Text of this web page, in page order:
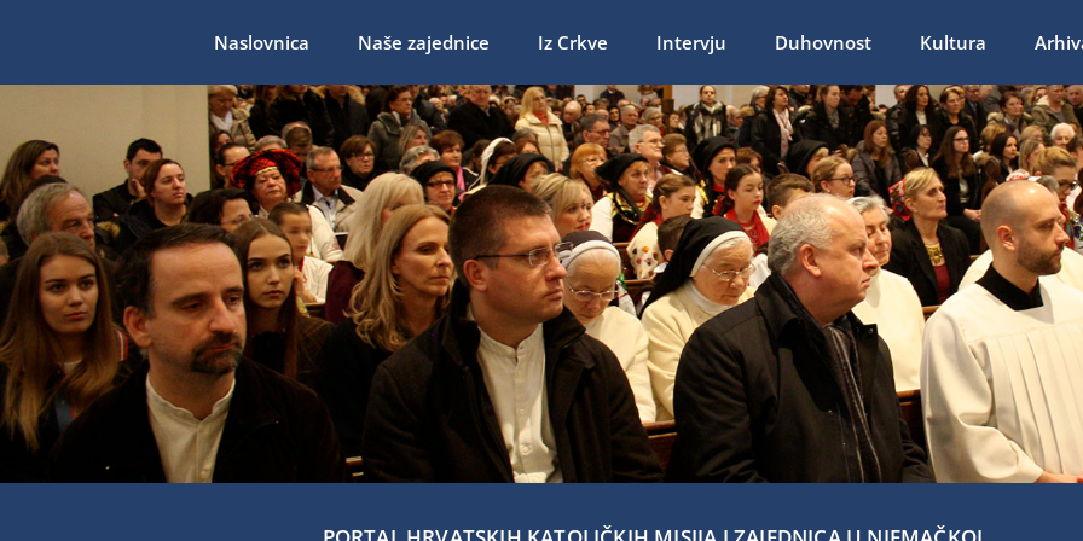
Naslovnica Naše zajednice Iz Crkve Intervju Duhovnost Kultura